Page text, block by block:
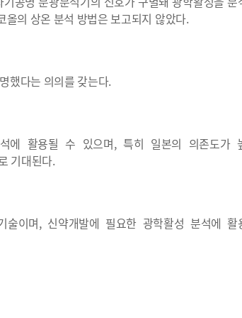
의 상온 분석 방법은 보고되지 않았다.
했다는 의의를 갖는다.
에 활용될 수 있으며, 특히 일본의 의존도가
기대된다.
이며, 신약개발에 필요한 광학활성 분석에 활